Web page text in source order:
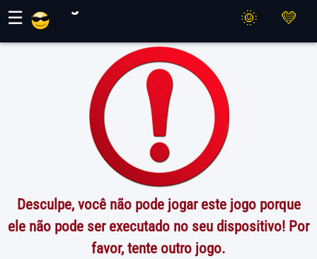
☰
Desculpe, você não pode jogar este jogo porque
ele não pode ser executado no seu dispositivo! Por
favor, tente outro jogo.